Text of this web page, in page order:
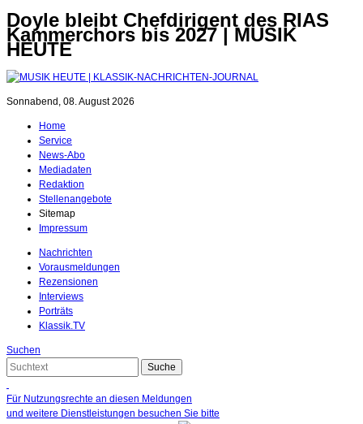
Doyle bleibt Chefdirigent des RIAS
Kammerchors bis 2027 | MUSIK
HEUTE
Sonnabend, 08. August 2026
Home
Service
News-Abo
Mediadaten
Redaktion
Stellenangebote
Sitemap
Impressum
Nachrichten
Vorausmeldungen
Rezensionen
Interviews
Porträts
Klassik.TV
Suchen
Für Nutzungsrechte an diesen Meldungen
und weitere Dienstleistungen besuchen Sie bitte